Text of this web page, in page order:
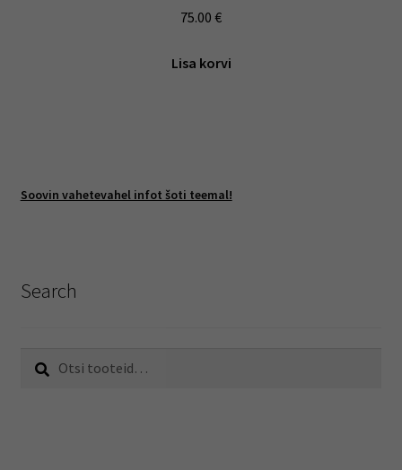
75.00 €
Lisa korvi
Soovin vahetevahel infot šoti teemal!
Search
Otsi:
Otsi